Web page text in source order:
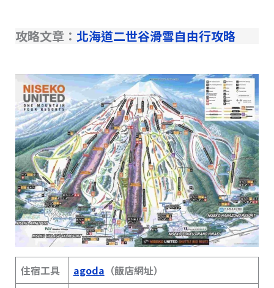
攻略文章： 北海道二世谷滑雪自由行攻略
住宿工具 agoda （飯店網址）